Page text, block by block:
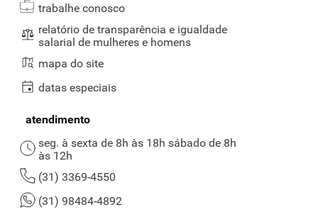
trabalhe conosco
relatório de transparência e igualdade
salarial de mulheres e homens
mapa do site
datas especiais
atendimento
seg. à sexta de 8h às 18h sábado de 8h
às 12h
(31) 3369-4550
(31) 98484-4892